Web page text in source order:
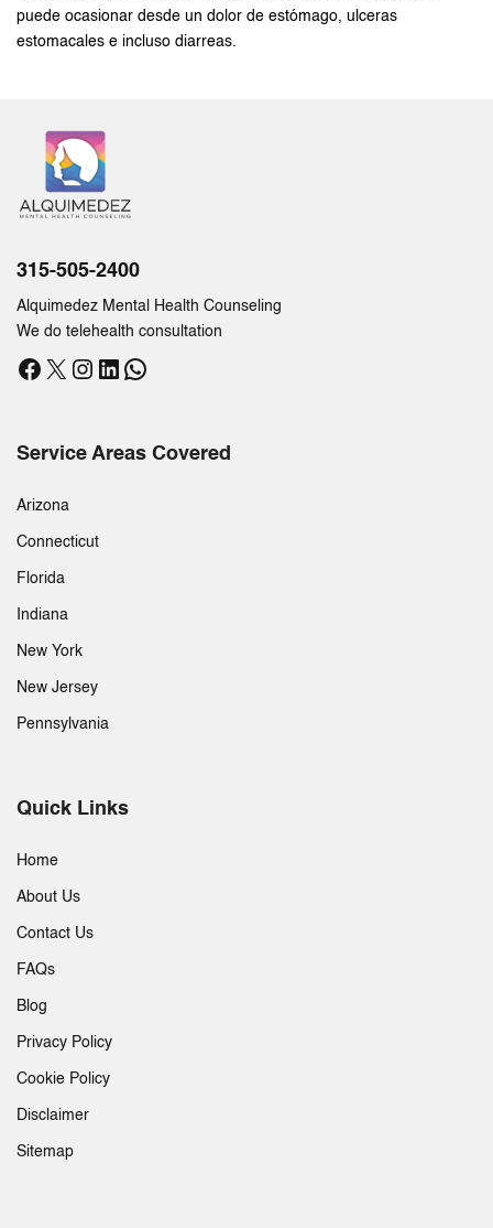
puede ocasionar desde un dolor de estómago, ulceras
estomacales e incluso diarreas.
315-505-2400
Alquimedez Mental Health Counseling
We do telehealth consultation
Facebook
X Instagram
LinkedIn
WhatsApp
Service Areas Covered
Arizona
Connecticut
Florida
Indiana
New York
New Jersey
Pennsylvania
Quick Links
Home
About Us
Contact Us
FAQs
Blog
Privacy Policy
Cookie Policy
Disclaimer
Sitemap